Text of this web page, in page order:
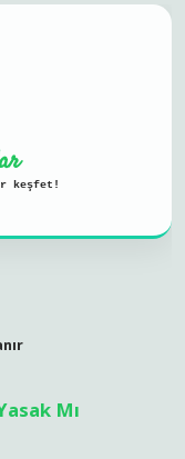
keşfet!
Mı